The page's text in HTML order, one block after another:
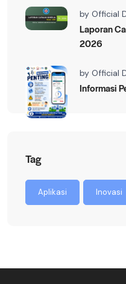
by Official
Laporan
2026
by Official
Informasi
Tag
Aplikasi Inovasi